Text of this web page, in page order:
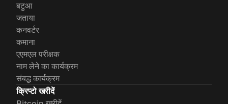
बटुआ
जताया
कनवर्टर
कमाना
एएमएल परीक्षक
नाम लेने का कार्यक्रम
संबद्ध कार्यक्रम
क्रिप्टो खरीदें